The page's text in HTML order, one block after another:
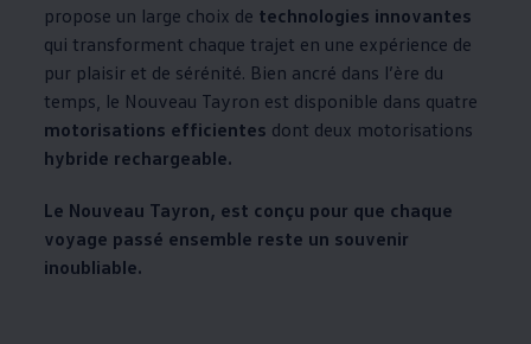
propose un large choix de technologies innovantes
qui transforment chaque trajet en une expérience de
pur plaisir et de sérénité. Bien ancré dans l’ère du
temps, le Nouveau Tayron est disponible dans quatre
motorisations efficientes dont deux motorisations
hybride rechargeable.
Le Nouveau Tayron, est conçu pour que chaque
voyage passé ensemble reste un souvenir
inoubliable.